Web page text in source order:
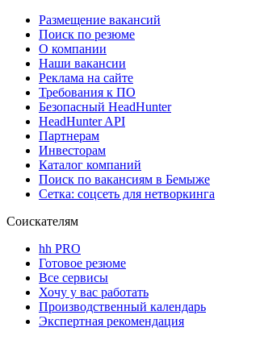
Размещение вакансий
Поиск по резюме
О компании
Наши вакансии
Реклама на сайте
Требования к ПО
Безопасный HeadHunter
HeadHunter API
Партнерам
Инвесторам
Каталог компаний
Поиск по вакансиям в Бемыже
Сетка: соцсеть для нетворкинга
Соискателям
hh PRO
Готовое резюме
Все сервисы
Хочу у вас работать
Производственный календарь
Экспертная рекомендация